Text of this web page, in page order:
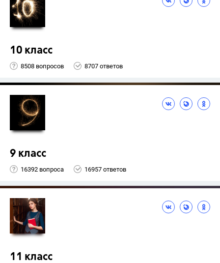
10 класс
8508 вопросов 8707 ответов
9 класс
16392 вопроса 16957 ответов
11 класс